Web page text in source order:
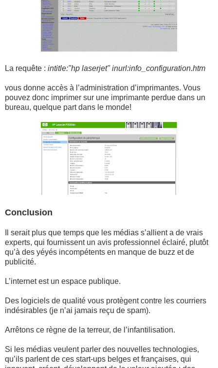
La requête : intitle:"hp laserjet" inurl:info_configuration.htm
vous donne accès à l’administration d’imprimantes. Vous
pouvez donc imprimer sur une imprimante perdue dans un
bureau, quelque part dans le monde!
Conclusion
Il serait plus que temps que les médias s’allient a de vrais
experts, qui fournissent un avis professionnel éclairé, plutôt
qu’à des yéyés incompétents en manque de buzz et de
publicité.
L’internet est un espace publique.
Des logiciels de qualité vous protègent contre les courriers
indésirables (je n’ai jamais reçu de spam).
Arrêtons ce règne de la terreur, de l’infantilisation.
Si les médias veulent parler des nouvelles technologies,
qu’ils parlent de ces start-ups belges et françaises, qui